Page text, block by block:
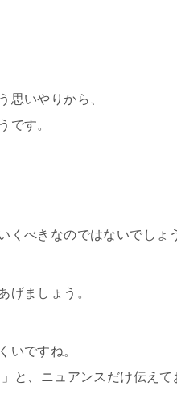
思いやりから、
です。
べきなのではないでしょ
げましょう。
いですね。
と、ニュアンスだけ伝えて